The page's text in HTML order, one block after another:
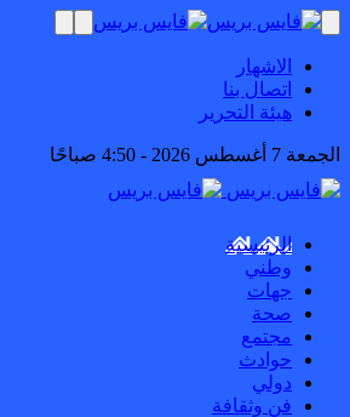
الاشهار
اتصال بنا
هيئة التحرير
الجمعة 7 أغسطس 2026 - 4:50 صباحًا
الرئيسية
وطني
جهات
صحة
مجتمع
حوادث
دولي
فن وثقافة